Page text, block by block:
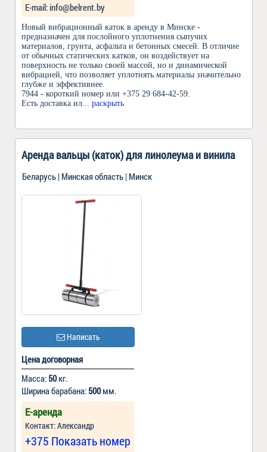
Е-mail: info@belrent.by
Новый вибрационный каток в аренду в Минске -
предназначен для послойного уплотнения сыпучих
материалов, грунта, асфальта и бетонных смесей. В отличие
от обычных статических катков, он воздействует на
поверхность не только своей массой, но и динамической
вибрацией, что позволяет уплотнять материалы значительно
глубже и эффективнее.
7944 - короткий номер или +375 29 684-42-59.
Есть доставка ил ... раскрыть
Аренда вальцы (каток) для линолеума и винила
Беларусь | Минская область | Минск
Написать
Цена договорная
Масса: 50кг.
Ширина барабана: 500мм.
Е-аренда
Контакт: Александр
+375 Показать номер